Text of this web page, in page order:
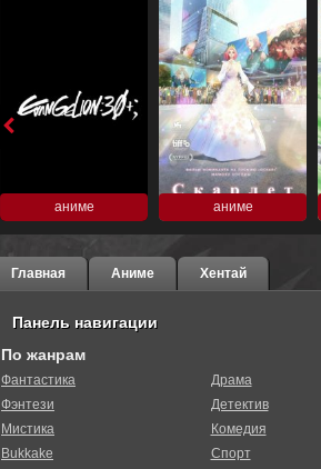
аниме аниме
Главная Аниме Хентай
Панель навигации
По жанрам
Фантастика
Фэнтези
Мистика
Bukkake
Драма
Детектив
Комедия
Спорт